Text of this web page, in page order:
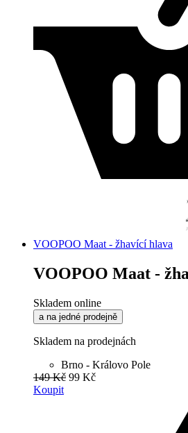
VOOPOO Maat - žhavící hlava
VOOPOO Maat -
Skladem online
a na jedné prodejně
Skladem na prodejnách
Brno - Královo Pole
149 Kč 99 Kč
Koupit